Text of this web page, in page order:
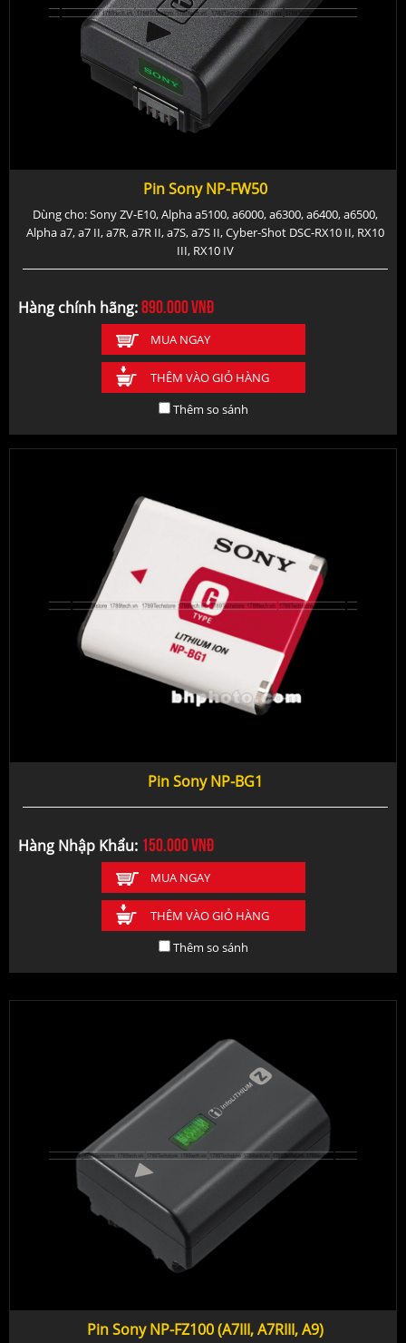
Pin Sony NP-FW50
Dùng cho: Sony ZV-E10, Alpha a5100, a6000, a6300, a6400, a6500,
Alpha a7, a7 II, a7R, a7R II, a7S, a7S II, Cyber-Shot DSC-RX10 II, RX10
III, RX10 IV
Hàng chính hãng:890.000vnđ
MUA NGAY
THÊM VÀO GIỎ HÀNG
Thêm so sánh
Pin Sony NP-BG1
Hàng Nhập Khẩu: 150.000vnđ
MUA NGAY
THÊM VÀO GIỎ HÀNG
Thêm so sánh
Pin Sony NP-FZ100 (A7III, A7RIII, A9)